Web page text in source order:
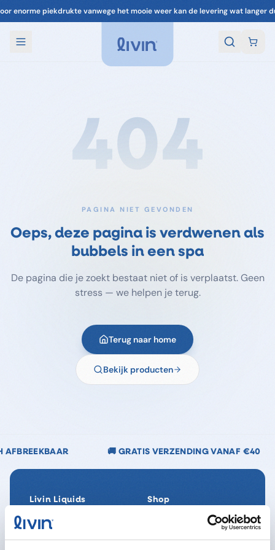
enorme piekdrukte vanwege het mooie weer kan de levering wat langer
404
PAGINA NIET GEVONDEN
Oeps, deze pagina is verdwenen als
bubbels in een spa
De pagina die je zoekt bestaat niet of is verplaatst. Geen
stress — we helpen je terug.
Terug naar home
Bekijk producten
🚚 GRATIS VERZENDING VANAF €40 🌿
Livin Liquids
Ons verhaal
Onze Impact
Shop
SpaReady